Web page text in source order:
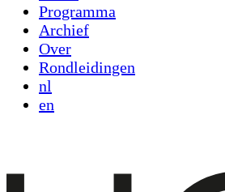
Programma
Archief
Over
Rondleidingen
nl
en